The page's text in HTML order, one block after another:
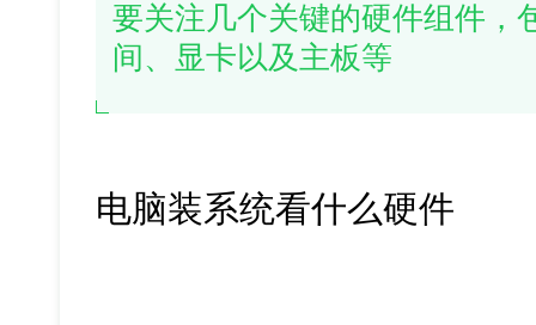
要关注几个关键的硬件组件，
间、显卡以及主板等
电脑装系统看什么硬件